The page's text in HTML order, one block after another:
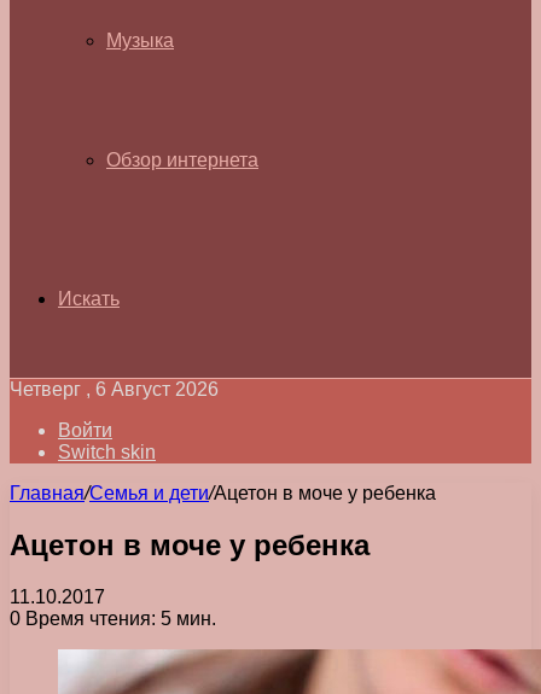
Музыка
Обзор интернета
Искать
Четверг , 6 Август 2026
Войти
Switch skin
Главная/Семья и дети/Ацетон в моче у ребенка
Ацетон в моче у ребенка
11.10.2017
0 Время чтения: 5 мин.